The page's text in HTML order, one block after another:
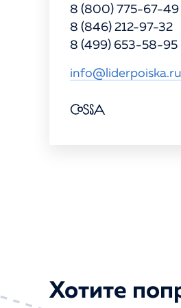
8 (800) 775-67-49
8 (846) 212-97-32
8 (499) 653-58-95
info@liderpoiska.ru
Хотите